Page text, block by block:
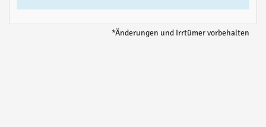
*Änderungen und Irrtümer vorbehalten